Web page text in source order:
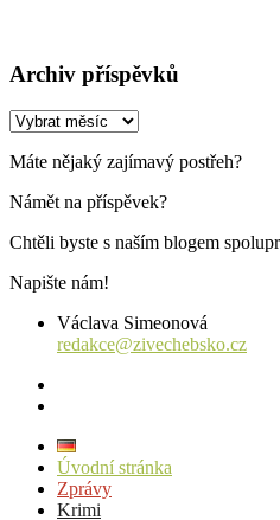
Archiv příspěvků
Archiv
Máte nějaký zajímavý postřeh?
Námět na příspěvek?
Chtěli byste s naším blogem
Napište nám!
Václava Simeonová
redakce@zivechebsko.cz
Úvodní stránka
Zprávy
Krimi